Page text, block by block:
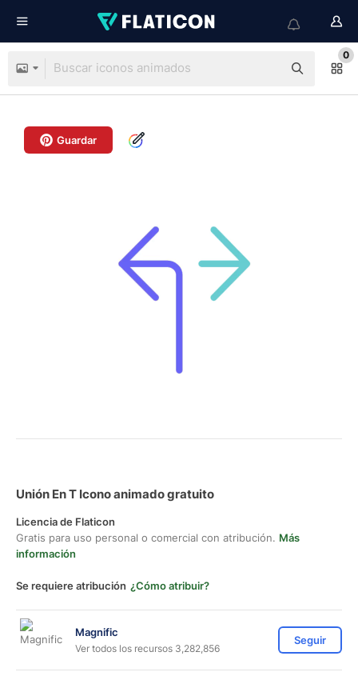
0
Guardar
Unión En T Icono animado gratuito
Licencia de Flaticon
Gratis para uso personal o comercial con atribución. Más
información
Se requiere atribución ¿Cómo atribuir?
Magnific
Ver todos los recursos 3,282,856
Seguir